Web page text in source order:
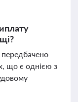
передбачено
що є однією з